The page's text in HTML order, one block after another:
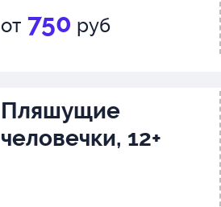
от 750 руб
Пляшущие
человечки, 12+